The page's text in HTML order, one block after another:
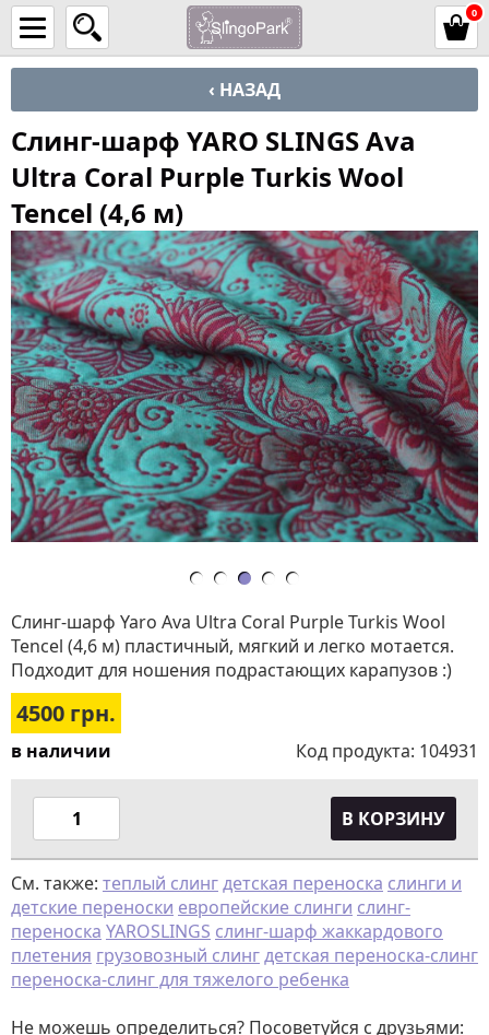
0
‹ НАЗАД
Слинг-шарф YARO SLINGS Ava
Ultra Coral Purple Turkis Wool
Tencel (4,6 м)
Слинг-шарф Yaro Ava Ultra Coral Purple Turkis Wool
Tencel (4,6 м) пластичный, мягкий и легко мотается.
Подходит для ношения подрастающих карапузов :)
4500 грн.
в наличии Код продукта: 104931
В КОРЗИНУ
См. также: теплый слингдетская переноска слинги и
детские переноски европейские слинги слинг-
переноска YAROSLINGS слинг-шарф жаккардового
плетения грузовозный слингдетская переноска-слинг
переноска-слинг для тяжелого ребенка
Не можешь определиться? Посоветуйся с друзьями: